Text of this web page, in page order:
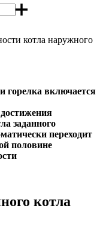
котла наружного
горелка включается
заданного
переходит
половине
котла